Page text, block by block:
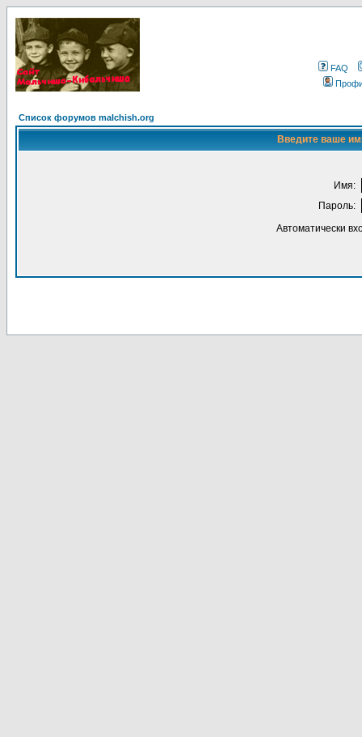
FAQ
Список форумов malchish.org
Введите ваше
Имя:
Пароль:
Автоматически